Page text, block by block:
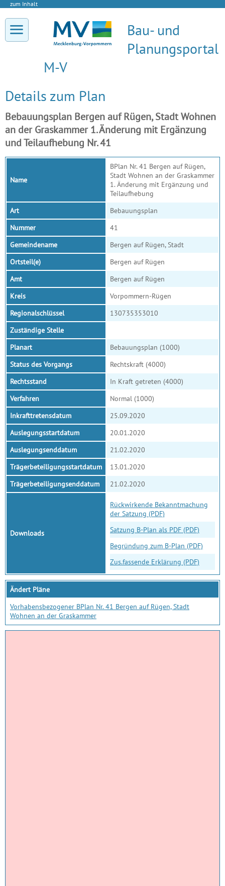
zum Inhalt
Bau- und
Planungsportal
M-V
Details zum Plan
Bebauungsplan Bergen auf Rügen, Stadt Wohnen
an der Graskammer 1. Änderung mit Ergänzung
und Teilaufhebung Nr. 41
Name
BPlan Nr. 41 Bergen auf Rügen,
Stadt Wohnen an der Graskammer
1. Änderung mit Ergänzung und
Teilaufhebung
Art
Bebauungsplan
Nummer
41
Gemeindename
Bergen auf Rügen, Stadt
Ortsteil(e)
Bergen auf Rügen
Amt
Bergen auf Rügen
Kreis
Vorpommern-Rügen
Regionalschlüssel
130735353010
Zuständige Stelle
Planart
Bebauungsplan (1000)
Status des Vorgangs
Rechtskraft (4000)
Rechtsstand
In Kraft getreten (4000)
Verfahren
Normal (1000)
Inkrafttretensdatum
25.09.2020
Auslegungsstartdatum
20.01.2020
Auslegungsenddatum
21.02.2020
Trägerbeteiligungsstartdatum
13.01.2020
Trägerbeteiligungsenddatum
21.02.2020
Downloads
Rückwirkende Bekanntmachung
der Satzung (PDF)
Satzung B-Plan als PDF (PDF)
Begründung zum B-Plan (PDF)
Zus.fassende Erklärung (PDF)
Ändert Pläne
Vorhabensbezogener BPlan Nr. 41 Bergen auf Rügen, Stadt
Wohnen an der Graskammer